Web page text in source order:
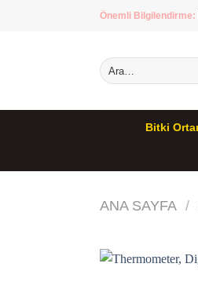
Önemli Bilgilendirme:
Ara:
Bitki
ANA SAYFA /